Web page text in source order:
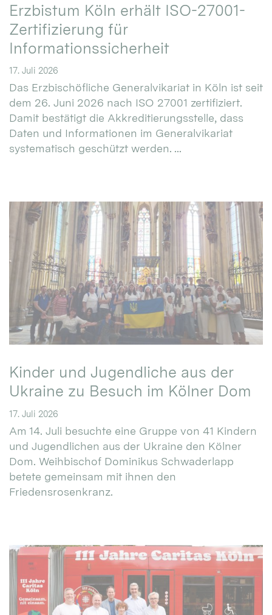
Erzbistum Köln erhält ISO-27001-
Zertifizierung für
Informationssicherheit
17. Juli 2026
Das Erzbischöfliche Generalvikariat in Köln ist seit
dem 26. Juni 2026 nach ISO 27001 zertifiziert.
Damit bestätigt die Akkreditierungsstelle, dass
Daten und Informationen im Generalvikariat
systematisch geschützt werden. ...
Kinder und Jugendliche aus der
Ukraine zu Besuch im Kölner Dom
17. Juli 2026
Am 14. Juli besuchte eine Gruppe von 41 Kindern
und Jugendlichen aus der Ukraine den Kölner
Dom. Weihbischof Dominikus Schwaderlapp
betete gemeinsam mit ihnen den
Friedensrosenkranz.